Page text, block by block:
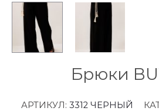
Брюки
АРТИКУЛ: 3312 ЧЕРНЫЙ